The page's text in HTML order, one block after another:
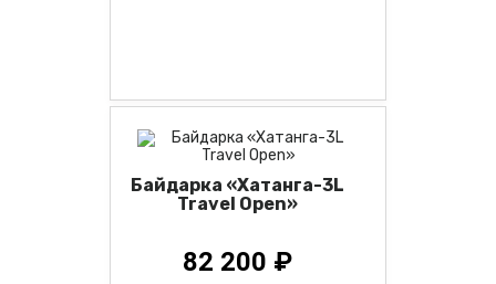
Байдарка «Хатанга-3L
Travel Open»
82 200 ₽